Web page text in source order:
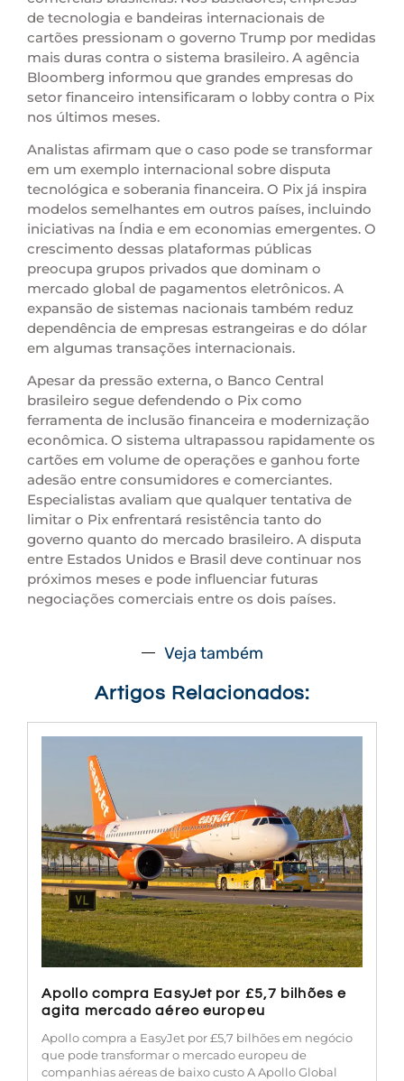
de tecnologia e bandeiras internacionais de
cartões pressionam o governo Trump por medidas
mais duras contra o sistema brasileiro. A agência
Bloomberg informou que grandes empresas do
setor financeiro intensificaram o lobby contra o Pix
nos últimos meses.
Analistas afirmam que o caso pode se transformar
em um exemplo internacional sobre disputa
tecnológica e soberania financeira. O Pix já inspira
modelos semelhantes em outros países, incluindo
iniciativas na Índia e em economias emergentes. O
crescimento dessas plataformas públicas
preocupa grupos privados que dominam o
mercado global de pagamentos eletrônicos. A
expansão de sistemas nacionais também reduz
dependência de empresas estrangeiras e do dólar
em algumas transações internacionais.
Apesar da pressão externa, o Banco Central
brasileiro segue defendendo o Pix como
ferramenta de inclusão financeira e modernização
econômica. O sistema ultrapassou rapidamente os
cartões em volume de operações e ganhou forte
adesão entre consumidores e comerciantes.
Especialistas avaliam que qualquer tentativa de
limitar o Pix enfrentará resistência tanto do
governo quanto do mercado brasileiro. A disputa
entre Estados Unidos e Brasil deve continuar nos
próximos meses e pode influenciar futuras
negociações comerciais entre os dois países.
Veja também
Artigos Relacionados:
Apollo compra EasyJet por £5,7 bilhões e
agita mercado aéreo europeu
Apollo compra a EasyJet por £5,7 bilhões em negócio
que pode transformar o mercado europeu de
companhias aéreas de baixo custo A Apollo Global